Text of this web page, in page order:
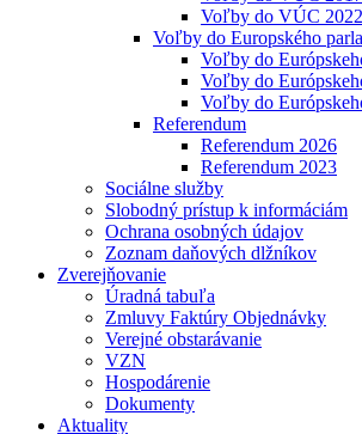
Voľby do VÚC 2022
Voľby do Europského
Voľby do
Voľby do
Voľby do
Referendum
Referendum 2026
Referendum 2023
Sociálne služby
Slobodný prístup k informáciám
Ochrana osobných údajov
Zoznam daňových dlžníkov
Zverejňovanie
Úradná tabuľa
Zmluvy Faktúry Objednávky
Verejné obstarávanie
VZN
Hospodárenie
Dokumenty
Aktuality